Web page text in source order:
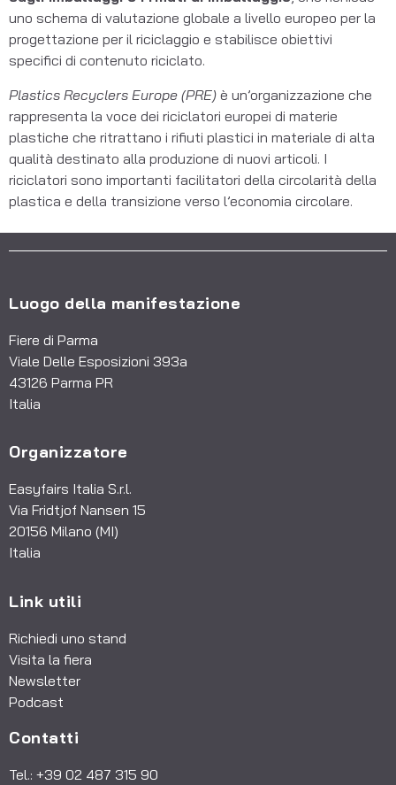
uno schema di valutazione globale a livello europeo per la
progettazione per il riciclaggio e stabilisce obiettivi
specifici di contenuto riciclato.
Plastics Recyclers Europe (PRE) è un’organizzazione che
rappresenta la voce dei riciclatori europei di materie
plastiche che ritrattano i rifiuti plastici in materiale di alta
qualità destinato alla produzione di nuovi articoli. I
riciclatori sono importanti facilitatori della circolarità della
plastica e della transizione verso l’economia circolare.
Luogo della manifestazione
Fiere di Parma
Viale Delle Esposizioni 393a
43126 Parma PR
Italia
Organizzatore
Easyfairs Italia S.r.l.
Via Fridtjof Nansen 15
20156 Milano (MI)
Italia
Link utili
Richiedi uno stand
Visita la fiera
Newsletter
Podcast
Contatti
Tel.: +39 02 487 315 90